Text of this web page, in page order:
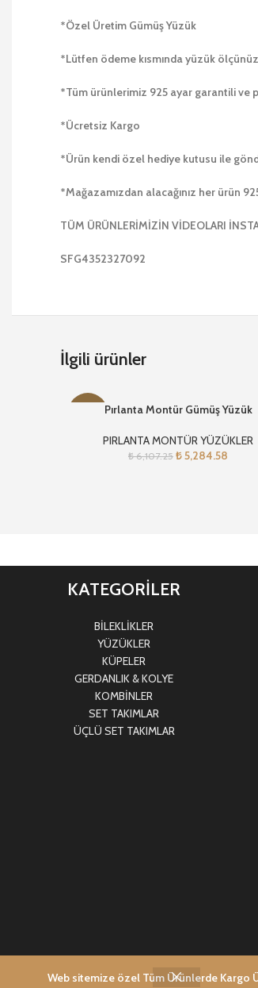
*Özel Üretim Gümüş Yüzük
*Lütfen ödeme kısmında yüzük
*Tüm ürünlerimiz 925 ayar garantili ve
*Ücretsiz Kargo
*Ürün kendi özel hediye kutusu ile
*Mağazamızdan alacağınız her ürün
TÜM ÜRÜNLERİMİZİN VİDEOLARI
SFG4352327092
İlgili ürünler
Pırlanta Montür Gümüş Yüzük
PIRLANTA MONTÜR YÜZÜKLER
₺6,107.25 ₺5,284.58
KATEGORİLER
BİLEKLİKLER
YÜZÜKLER
KÜPELER
GERDANLIK & KOLYE
KOMBİNLER
SET TAKIMLAR
ÜÇLÜ SET TAKIMLAR
Web sitemize özel Tüm Ürünlerde Kargo